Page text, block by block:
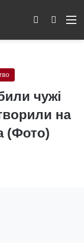
Пошук
Switch skin
чужі
на
(Фото)